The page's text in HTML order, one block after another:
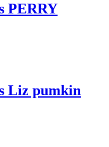
PERRY
Liz pumkin